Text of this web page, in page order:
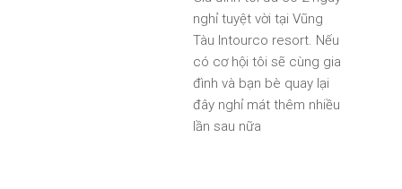
nghỉ tuyệt vời tại Vũng
Tàu Intourco resort. Nếu
có cơ hội tôi sẽ cùng gia
đình và bạn bè quay lại
đây nghỉ mát thêm nhiều
lần sau nữa